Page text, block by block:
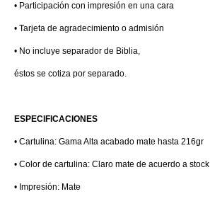
• Participación con impresión en una cara
• Tarjeta de agradecimiento o admisión
• No incluye separador de Biblia,
éstos se cotiza por separado.
ESPECIFICACIONES
• Cartulina: Gama Alta acabado mate hasta 216gr
• Color de cartulina: Claro mate de acuerdo a stock
• Impresión: Mate